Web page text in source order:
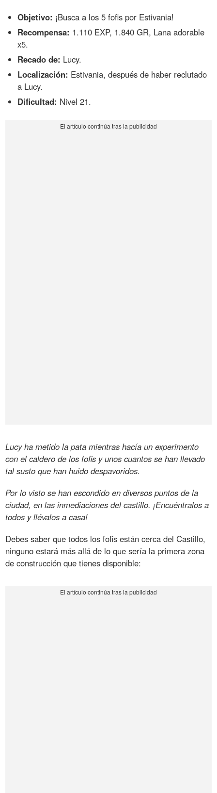
Objetivo: ¡Busca a los 5 fofis por Estivania!
Recompensa: 1.110 EXP, 1.840 GR, Lana adorable
x5.
Recado de: Lucy.
Localización: Estivania, después de haber reclutado
a Lucy.
Dificultad: Nivel 21.
Lucy ha metido la pata mientras hacía un experimento
con el caldero de los fofis y unos cuantos se han llevado
tal susto que han huido despavoridos.
Por lo visto se han escondido en diversos puntos de la
ciudad, en las inmediaciones del castillo. ¡Encuéntralos a
todos y llévalos a casa!
Debes saber que todos los fofis están cerca del Castillo,
ninguno estará más allá de lo que sería la primera zona
de construcción que tienes disponible: